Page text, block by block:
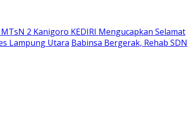
2 Kanigoro KEDIRI Mengucapkan Selamat
Lampung Utara Babinsa Bergerak, Rehab SDN